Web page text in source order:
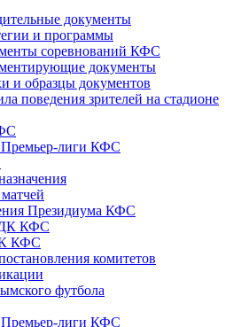
документы
и программы
соревнований КФС
документы
и образцы документов
поведения зрителей на стадионе
лиги КФС
Президиума КФС
КФС
КФС
комитетов
футбола
лиги КФС